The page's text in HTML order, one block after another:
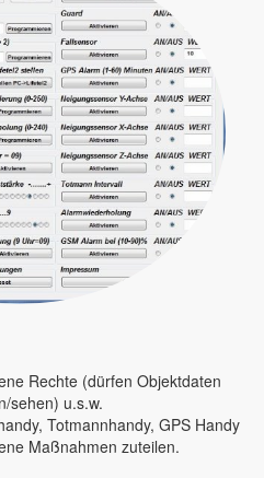
Rechte (dürfen Objektdaten
sehen) u.s.w.
Totmannhandy, GPS Handy
Maßnahmen zuteilen.